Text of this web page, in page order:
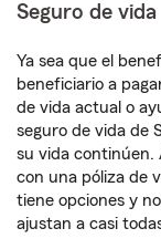
Seguro de vida
Ya sea que el
beneficiario a
de vida actual o
seguro de vida de
su vida continúen.
con una póliza de
tiene opciones y
ajustan a casi